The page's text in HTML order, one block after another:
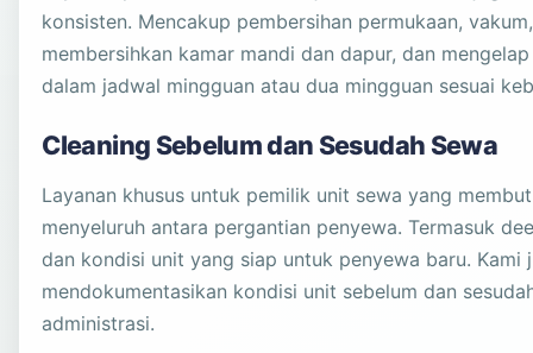
konsisten. Mencakup pembersihan permukaan,
membersihkan kamar mandi dan dapur, dan
dalam jadwal mingguan atau dua mingguan sesuai
Cleaning Sebelum dan Sesudah Sewa
Layanan khusus untuk pemilik unit sewa yang
menyeluruh antara pergantian penyewa. Termasuk
dan kondisi unit yang siap untuk penyewa baru. Kami
mendokumentasikan kondisi unit sebelum dan
administrasi.